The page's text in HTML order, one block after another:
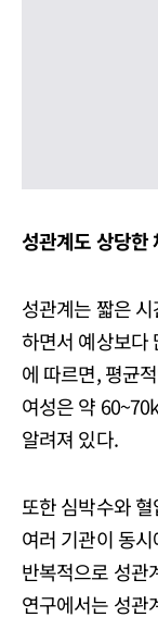
성관계도상당한
성관계는 짧은
하면서 예상보다
에 따르면, 평균
여성은 약
알려져 있다.
또한 심박수와
여러 기관이 동
반복적으로 성관
연구에서는 성관